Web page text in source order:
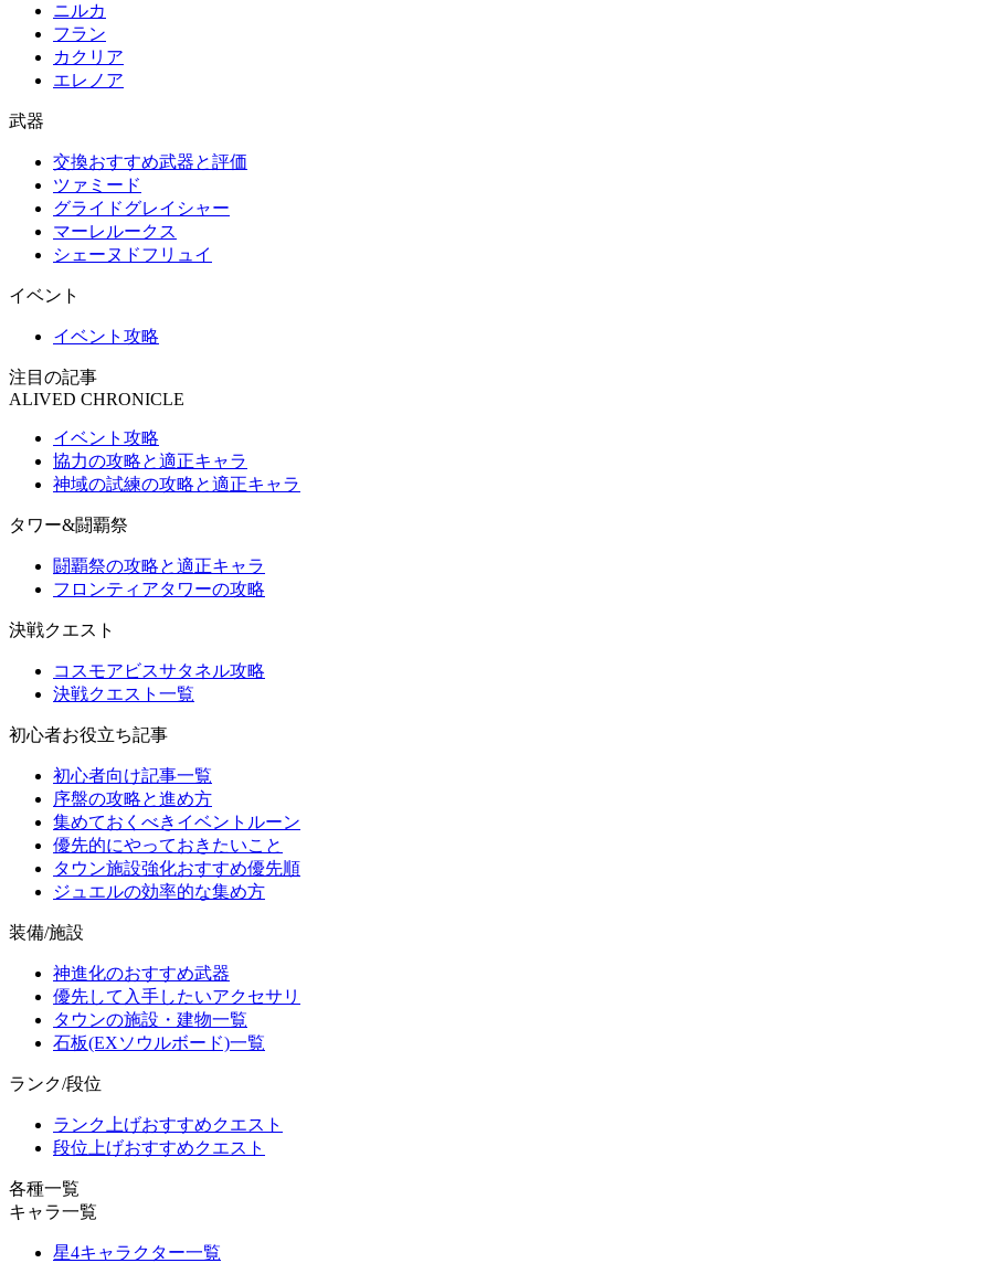
ニルカ
フラン
カクリア
エレノア
武器
交換おすすめ武器と評価
ツァミード
グライドグレイシャー
マーレルークス
シェーヌドフリュイ
イベント
イベント攻略
注目の記事
ALIVED CHRONICLE
イベント攻略
協力の攻略と適正キャラ
神域の試練の攻略と適正キャラ
タワー&闘覇祭
闘覇祭の攻略と適正キャラ
フロンティアタワーの攻略
決戦クエスト
コスモアビスサタネル攻略
決戦クエスト一覧
初心者お役立ち記事
初心者向け記事一覧
序盤の攻略と進め方
集めておくべきイベントルーン
優先的にやっておきたいこと
タウン施設強化おすすめ優先順
ジュエルの効率的な集め方
装備/施設
神進化のおすすめ武器
優先して入手したいアクセサリ
タウンの施設・建物一覧
石板(EXソウルボード)一覧
ランク/段位
ランク上げおすすめクエスト
段位上げおすすめクエスト
各種一覧
キャラ一覧
星4キャラクター一覧